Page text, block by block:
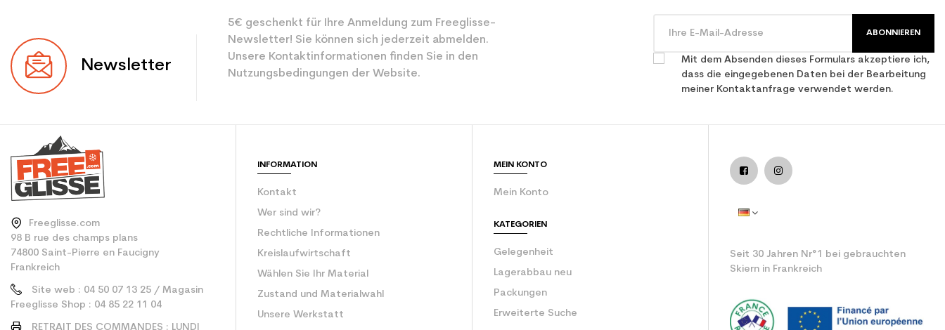
Newsletter
5€ geschenkt für Ihre Anmeldung zum Freeglisse-
Newsletter! Sie können sich jederzeit abmelden.
Unsere Kontaktinformationen finden Sie in den
Nutzungsbedingungen der Website.
ABONNIEREN
Mit dem Absenden dieses Formulars akzeptiere ich,
dass die eingegebenen Daten bei der Bearbeitung
meiner Kontaktanfrage verwendet werden.
Freeglisse.com
98 B rue des champs plans
74800 Saint-Pierre en Faucigny
Frankreich
Site web : 04 50 07 13 25 / Magasin
Freeglisse Shop : 04 85 22 11 04
RETRAIT DES COMMANDES : LUNDI
INFORMATION
Kontakt
Wer sind wir?
Rechtliche Informationen
Kreislaufwirtschaft
Wählen Sie Ihr Material
Zustand und Materialwahl
Unsere Werkstatt
MEIN KONTO
Mein Konto
KATEGORIEN
Gelegenheit
Lagerabbau neu
Packungen
Erweiterte Suche
Seit 30 Jahren Nr°1 bei gebrauchten
Skiern in Frankreich